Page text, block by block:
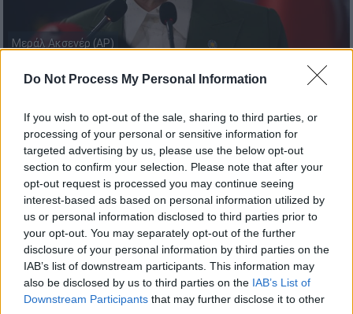
Do Not Process My Personal Information
If you wish to opt-out of the sale, sharing to third parties, or
processing of your personal or sensitive information for
targeted advertising by us, please use the below opt-out
section to confirm your selection. Please note that after your
opt-out request is processed you may continue seeing
interest-based ads based on personal information utilized by
us or personal information disclosed to third parties prior to
your opt-out. You may separately opt-out of the further
disclosure of your personal information by third parties on the
IAB’s list of downstream participants. This information may
also be disclosed by us to third parties on the IAB’s List of
Downstream Participants that may further disclose it to other
Μεράλ Ακσενέρ (AP)
Η ηγέτης του Καλού Κόμματος IYI,Μεράλ
Ακσενέρ, μιλώντας σήμερα, Τρίτη, σε
προεκλογική συγκέντρωση στο Μπαλικεσίρ,
επέκρινε τη δήλωση του Τούρκου προέδρου
Ταγίπ Ερντογάν, ο οποίος κατηγόρησε την
αντιπολίτευσηότιετοιμάζεταινα
απελευθερώσει τον ηγέτη των Κούρδων,
Αμπντουλάχ Οτζαλάν, αν κερδίσει τις
εκλογές της 14ης Μαίου.